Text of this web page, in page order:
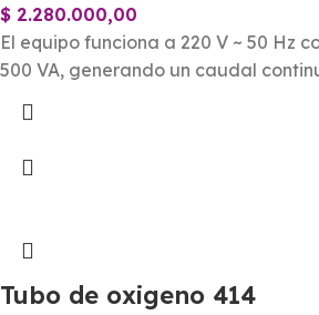
$ 2.280.000,00
El equipo funciona a 220 V ~ 50 Hz
500 VA, generando un caudal
Tubo de oxigeno 414